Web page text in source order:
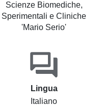
Scienze Biomediche,
Sperimentali e Cliniche
'Mario Serio'
Lingua
Italiano